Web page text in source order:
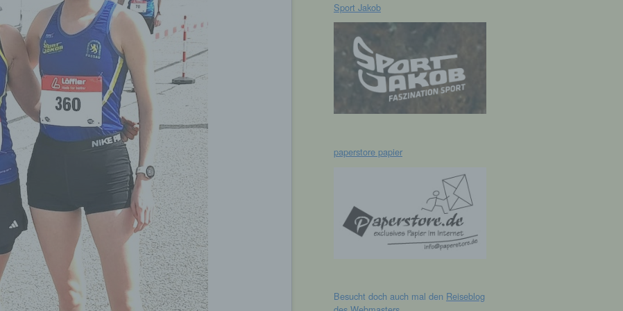
Sport Jakob
paperstore papier
Besucht doch auch mal den Reiseblog
e) Profiling
Profiling ist jede Art der automatisierten Verarbeitung
personenbezogener Daten, die darin besteht, dass diese
personenbezogenen Daten verwendet werden, um bestimmte
persönliche Aspekte, die sich auf eine natürliche Person beziehen,
zu bewerten, insbesondere, um Aspekte bezüglich Arbeitsleistung,
wirtschaftlicher Lage, Gesundheit, persönlicher Vorlieben, Interessen,
Zuverlässigkeit, Verhalten, Aufenthaltsort oder Ortswechsel dieser
natürlichen Person zu analysieren oder vorherzusagen.
f) Pseudonymisierung
Pseudonymisierung ist die Verarbeitung personenbezogener Daten
in einer Weise, auf welche die personenbezogenen Daten ohne
Hinzuziehung zusätzlicher Informationen nicht mehr einer
spezifischen betroffenen Person zugeordnet werden können, sofern
diese zusätzlichen Informationen gesondert aufbewahrt werden und
technischen und organisatorischen Maßnahmen unterliegen, die